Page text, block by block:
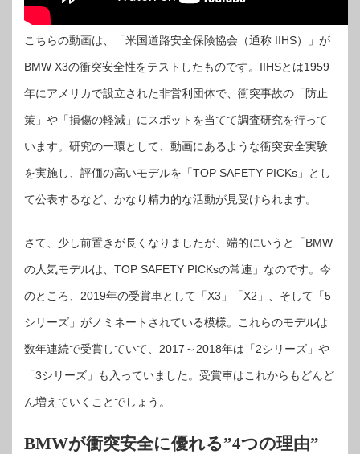
こちらの動画は、「米国道路安全保険協会（通称 IIHS）」が
BMW X3の衝突安全性をテストしたものです。IIHSとは1959
年にアメリカで設立された非営利団体で、衝突事故の「防止
策」や「損傷の軽減」にスポットを当てて調査研究を行って
います。研究の一環として、動画にあるような衝突安全実験
を実施し、評価の高いモデルを「TOP SAFETY PICKs」とし
て公表するなど、かなり精力的な活動が見受けられます。
さて、少し前置きが長くなりましたが、端的にいうと「BMW
の人気モデルは、TOP SAFETY PICKsの常連」なのです。今
のところ、2019年の受賞車として「X3」「X2」、そして「5
シリーズ」がノミネートされている模様。これらのモデルは
数年連続で受賞していて、2017～2018年は「2シリーズ」や
「3シリーズ」も入っていました。受賞車はこれからもどんど
ん増えていくことでしょう。
BMWが衝突安全に優れる”4つの理由”